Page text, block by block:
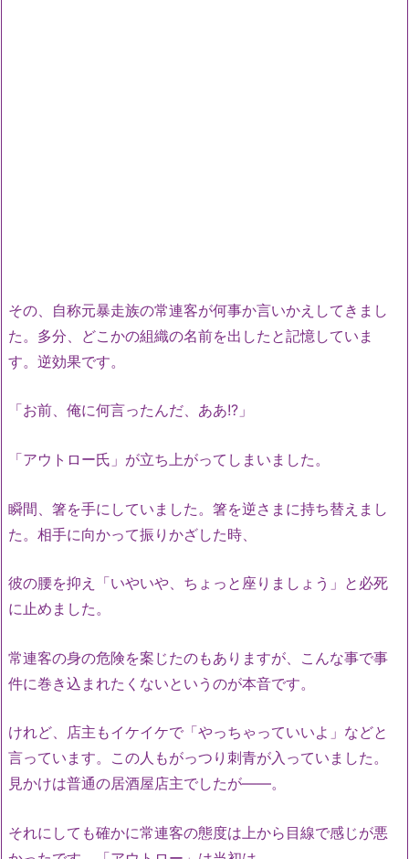
その、自称元暴走族の常連客が何事か言いかえしてきまし
た。多分、どこかの組織の名前を出したと記憶していま
す。逆効果です。
「お前、俺に何言ったんだ、ああ!?」
「アウトロー氏」が立ち上がってしまいました。
瞬間、箸を手にしていました。箸を逆さまに持ち替えまし
た。相手に向かって振りかざした時、
彼の腰を抑え「いやいや、ちょっと座りましょう」と必死
に止めました。
常連客の身の危険を案じたのもありますが、こんな事で事
件に巻き込まれたくないというのが本音です。
けれど、店主もイケイケで「やっちゃっていいよ」などと
言っています。この人もがっつり刺青が入っていました。
見かけは普通の居酒屋店主でしたが――。
それにしても確かに常連客の態度は上から目線で感じが悪